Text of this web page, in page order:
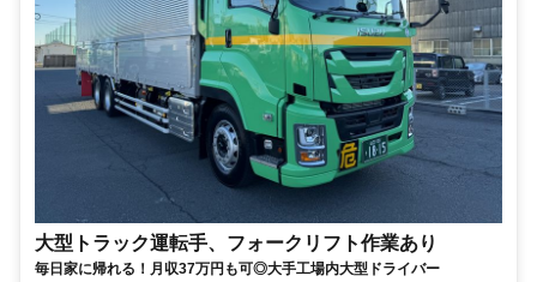
大型トラック運転手、フォークリフト作業あり
毎日家に帰れる！月収37万円も可◎大手工場内大型ドライバー